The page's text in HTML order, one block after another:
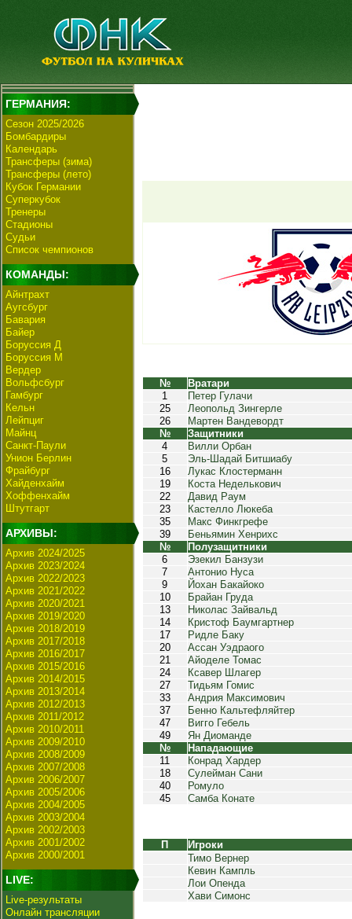
ГЕРМАНИЯ:
Сезон 2025/2026
Бомбардиры
Календарь
Трансферы (зима)
Трансферы (лето)
Кубок Германии
Суперкубок
Тренеры
Стадионы
Судьи
Список чемпионов
КОМАНДЫ:
Айнтрахт
Аугсбург
Бавария
Байер
Боруссия Д
Боруссия М
Вердер
Вольфсбург
Гамбург
Кельн
Лейпциг
Майнц
Санкт-Паули
Унион Берлин
Фрайбург
Хайденхайм
Хоффенхайм
Штутгарт
АРХИВЫ:
Архив 2024/2025
Архив 2023/2024
Архив 2022/2023
Архив 2021/2022
Архив 2020/2021
Архив 2019/2020
Архив 2018/2019
Архив 2017/2018
Архив 2016/2017
Архив 2015/2016
Архив 2014/2015
Архив 2013/2014
Архив 2012/2013
Архив 2011/2012
Архив 2010/2011
Архив 2009/2010
Архив 2008/2009
Архив 2007/2008
Архив 2006/2007
Архив 2005/2006
Архив 2004/2005
Архив 2003/2004
Архив 2002/2003
Архив 2001/2002
Архив 2000/2001
LIVE:
Live-результаты
Онлайн трансляции
№
Вратари
1
Петер Гулачи
25
Леопольд Зингерле
26
Мартен Вандевордт
№
Защитники
4
Вилли Орбан
5
Эль-Шадай Битшиабу
16
Лукас Клостерманн
19
Коста Неделькович
22
Давид Раум
23
Кастелло Люкеба
35
Макс Финкгрефе
39
Беньямин Хенрихс
№
Полузащитники
6
Эзекил Банзузи
7
Антонио Нуса
9
Йохан Бакайоко
10
Брайан Груда
13
Николас Зайвальд
14
Кристоф Баумгартнер
17
Ридле Баку
20
Ассан Уэдраого
21
Айоделе Томас
24
Ксавер Шлагер
27
Тидьям Гомис
33
Андрия Максимович
37
Бенно Кальтефляйтер
47
Вигго Гебель
49
Ян Диоманде
№
Нападающие
11
Конрад Хардер
18
Сулейман Сани
40
Ромуло
45
Самба Конате
П
Игроки
Тимо Вернер
Кевин Кампль
Лои Опенда
Хави Симонс